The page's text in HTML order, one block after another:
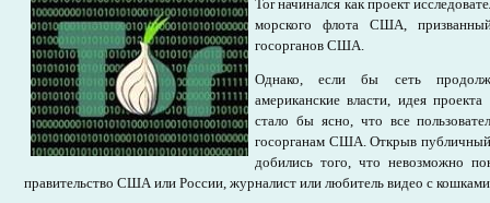
Tor начинался как проект
морского флота США,
госорганов США.
Однако, если бы сеть
американские власти, идея
стало бы ясно, что все
госорганам США. Открыв публичный
добились того, что невозможно
правительство США или России, журналист или любитель видео с